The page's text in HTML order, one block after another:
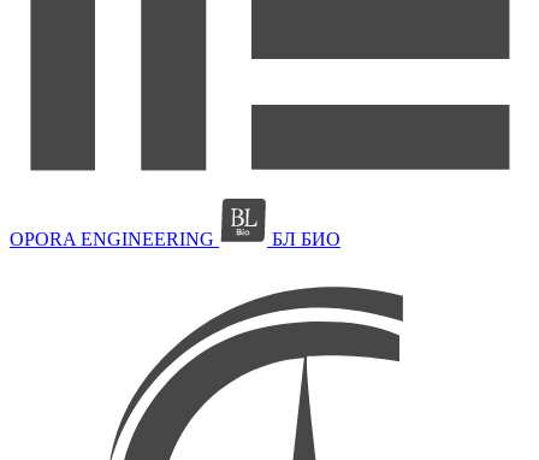
OPORA ENGINEERING БЛ БИО